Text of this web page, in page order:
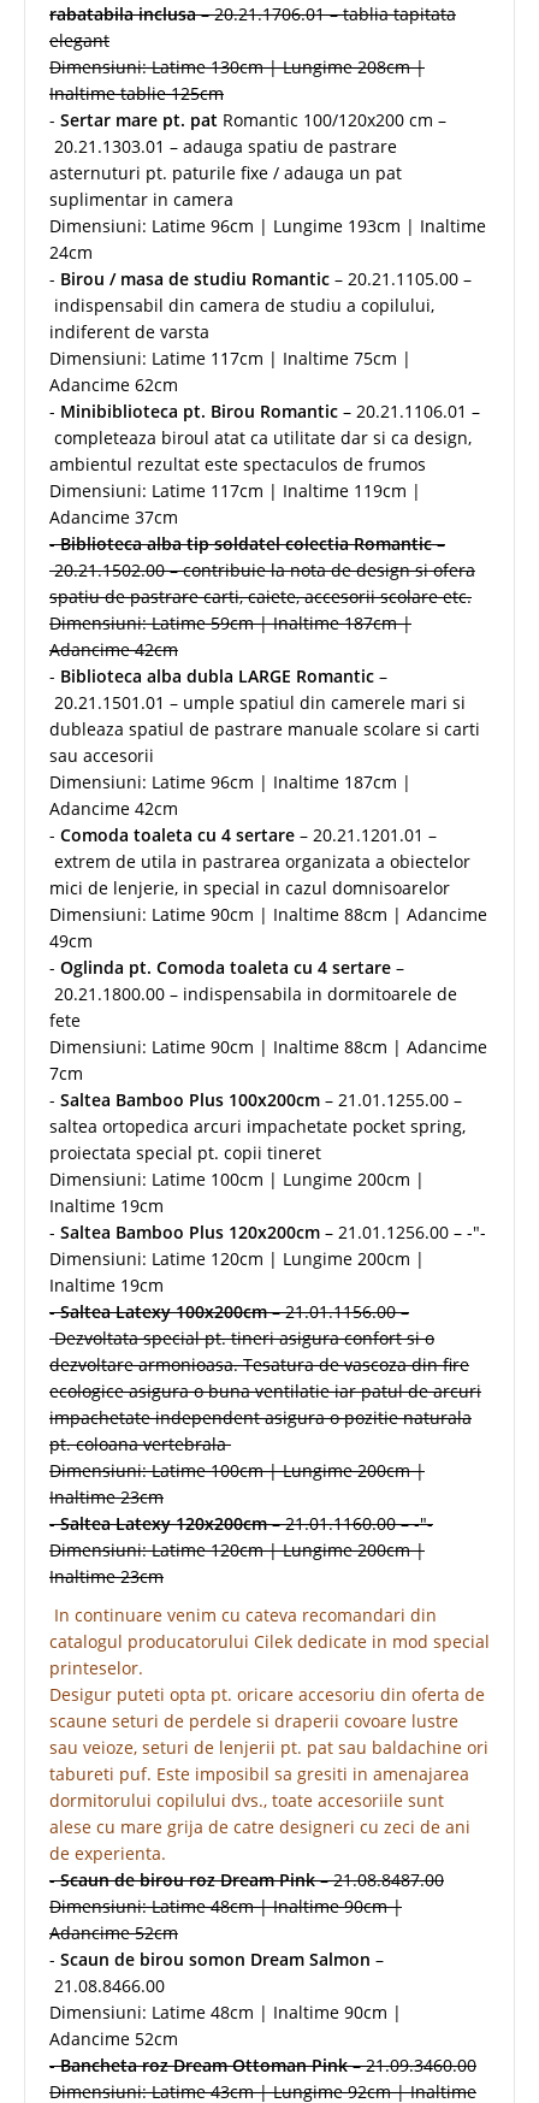
rabatabila inclusa– 20.21.1706.01 – tablia tapitata
elegant
Dimensiuni: Latime 130cm | Lungime 208cm |
Inaltime tablie 125cm
- Sertar mare pt. pat Romantic 100/120x200 cm –
20.21.1303.01 – adauga spatiu de pastrare
asternuturi pt. paturile fixe / adauga un pat
suplimentar in camera
Dimensiuni: Latime 96cm | Lungime 193cm | Inaltime
24cm
- Birou / masa de studiu Romantic – 20.21.1105.00 –
indispensabil din camera de studiu a copilului,
indiferent de varsta
Dimensiuni: Latime 117cm | Inaltime 75cm |
Adancime 62cm
- Minibiblioteca pt. Birou Romantic – 20.21.1106.01 –
completeaza biroul atat ca utilitate dar si ca design,
ambientul rezultat este spectaculos de frumos
Dimensiuni: Latime 117cm | Inaltime 119cm |
Adancime 37cm
-Biblioteca alba tip soldatel colectia Romantic–
20.21.1502.00 – contribuie la nota de design si ofera
spatiu de pastrare carti, caiete, accesorii scolare etc.
Dimensiuni: Latime 59cm | Inaltime 187cm |
Adancime 42cm
- Biblioteca alba dubla LARGE Romantic –
20.21.1501.01 – umple spatiul din camerele mari si
dubleaza spatiul de pastrare manuale scolare si carti
sau accesorii
Dimensiuni: Latime 96cm | Inaltime 187cm |
Adancime 42cm
- Comoda toaleta cu 4 sertare – 20.21.1201.01 –
extrem de utila in pastrarea organizata a obiectelor
mici de lenjerie, in special in cazul domnisoarelor
Dimensiuni: Latime 90cm | Inaltime 88cm | Adancime
49cm
- Oglinda pt. Comoda toaleta cu 4 sertare –
20.21.1800.00 – indispensabila in dormitoarele de
fete
Dimensiuni: Latime 90cm | Inaltime 88cm | Adancime
7cm
- Saltea Bamboo Plus 100x200cm – 21.01.1255.00 –
saltea ortopedica arcuri impachetate pocket spring,
proiectata special pt. copii tineret
Dimensiuni: Latime 100cm | Lungime 200cm |
Inaltime 19cm
- Saltea Bamboo Plus 120x200cm – 21.01.1256.00 – -"-
Dimensiuni: Latime 120cm | Lungime 200cm |
Inaltime 19cm
-Saltea Latexy 100x200cm– 21.01.1156.00 –
Dezvoltata special pt. tineri asigura confort si o
dezvoltare armonioasa. Tesatura de vascoza din fire
ecologice asigura o buna ventilatie iar patul de arcuri
impachetate independent asigura o pozitie naturala
pt. coloana vertebrala
Dimensiuni: Latime 100cm | Lungime 200cm |
Inaltime 23cm
-Saltea Latexy 120x200cm– 21.01.1160.00 – -"-
Dimensiuni: Latime 120cm | Lungime 200cm |
Inaltime 23cm
In continuare venim cu cateva recomandari din
catalogul producatorului Cilek dedicate in mod special
printeselor.
Desigur puteti opta pt. oricare accesoriu din oferta de
scaune seturi de perdele si draperii covoare lustre
sau veioze, seturi de lenjerii pt. pat sau baldachine ori
tabureti puf. Este imposibil sa gresiti in amenajarea
dormitorului copilului dvs., toate accesoriile sunt
alese cu mare grija de catre designeri cu zeci de ani
de experienta.
-Scaun de birou roz Dream Pink– 21.08.8487.00
Dimensiuni: Latime 48cm | Inaltime 90cm |
Adancime 52cm
- Scaun de birou somon Dream Salmon –
21.08.8466.00
Dimensiuni: Latime 48cm | Inaltime 90cm |
Adancime 52cm
-Bancheta roz Dream Ottoman Pink– 21.09.3460.00
Dimensiuni: Latime 43cm | Lungime 92cm | Inaltime